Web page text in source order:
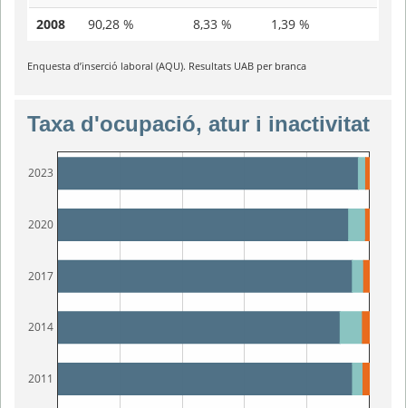
2008
90,28 % 8,33 % 1,39 %
Enquesta d’inserció laboral (AQU). Resultats UAB per branca
Taxa d'ocupació, atur i inactivitat
2011
2014
2017
2020
2023